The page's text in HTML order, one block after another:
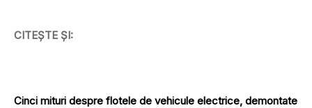
CITEȘTE ȘI:
Cinci mituri despre flotele de vehicule electrice, demontate